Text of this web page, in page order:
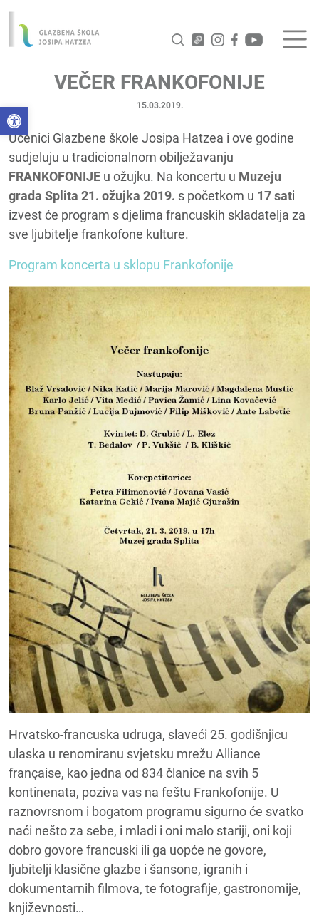
Open toolbar
VEČER FRANKOFONIJE
15.03.2019.
Učenici Glazbene škole Josipa Hatzea i ove godine
sudjeluju u tradicionalnom obilježavanju
FRANKOFONIJE u ožujku. Na koncertu u Muzeju
grada Splita 21. ožujka 2019. s početkom u 17 sati
izvest će program s djelima francuskih skladatelja za
sve ljubitelje frankofone kulture.
Program koncerta u sklopu Frankofonije
Hrvatsko-francuska udruga, slaveći 25. godišnjicu
ulaska u renomiranu svjetsku mrežu Alliance
française, kao jedna od 834 članice na svih 5
kontinenata, poziva vas na feštu Frankofonije. U
raznovrsnom i bogatom programu sigurno će svatko
naći nešto za sebe, i mladi i oni malo stariji, oni koji
dobro govore francuski ili ga uopće ne govore,
ljubitelji klasične glazbe i šansone, igranih i
dokumentarnih filmova, te fotografije, gastronomije,
književnosti…